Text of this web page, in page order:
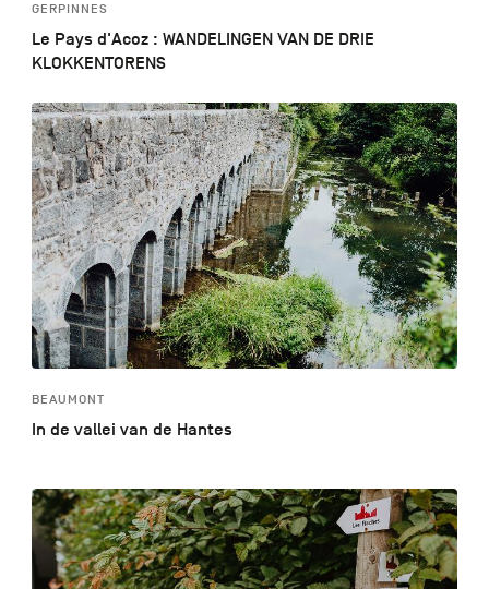
GERPINNES
Le Pays d'Acoz : WANDELINGEN VAN DE DRIE
KLOKKENTORENS
BEAUMONT
In de vallei van de Hantes